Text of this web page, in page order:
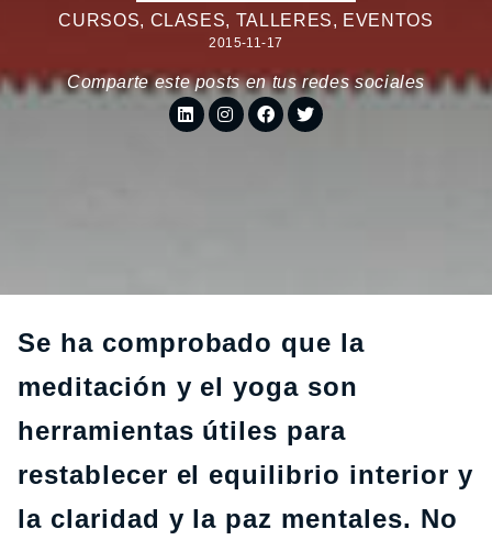
CURSOS, CLASES, TALLERES, EVENTOS
2015-11-17
Comparte este posts en tus redes sociales
Se ha comprobado que la
meditación y el yoga son
herramientas útiles para
restablecer el equilibrio interior y
la claridad y la paz mentales. No